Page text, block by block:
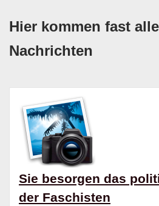
Hier kommen fast
Nachrichten
Sie besorgen das
der Faschisten